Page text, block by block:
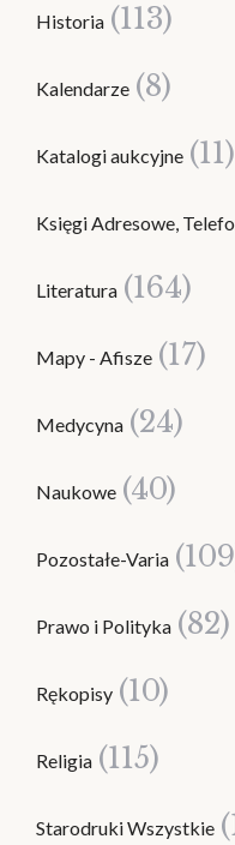
Historia (113)
Kalendarze (8)
Katalogi aukcyjne (11)
Księgi Adresowe,
Literatura (164)
Mapy - Afisze (17)
Medycyna (24)
Naukowe (40)
Pozostałe-Varia
Prawo i Polityka (82)
Rękopisy (10)
Religia (115)
Starodruki Wszystkie